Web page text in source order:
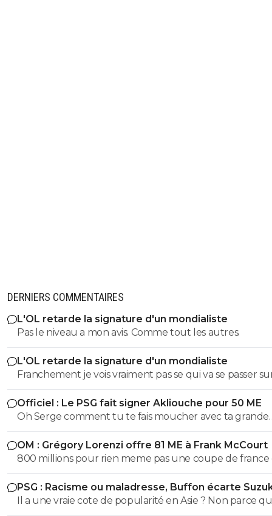
DERNIERS COMMENTAIRES
L'OL retarde la signature d'un mondialiste
Pas le niveau a mon avis. Comme tout les autres.
L'OL retarde la signature d'un mondialiste
Franchement je vois vraiment pas se qui va se passer
suite de notre mercato. Autant je suis totalement
certaines recrues (oui déja), autant faudrait presque
recruter encore sur les memes postes tellement c'est
mauvais. Quelle idée de prendre un nonchalant et un
en total manque de confiance comme Duranville.
Morton sont en PLS, autant j'aimerai tout changer et
une ame dans cette équipe..... Autant on galere pour trouver
des acheteurs pour nos joueurs les plus mauvais (AMN,
Tessman, etc...) On ne fait que prolonger notre fin de saison
Officiel : Le PSG fait signer Akliouche pour 50 ME
Oh Serge comment tu te fais moucher avec ta grande
bouche qui te sert d’anus 😂😂😂
OM : Grégory Lorenzi offre 81 ME à Frank McCourt
800 millions pour rien meme pas une coupe de france
coupe a guignol c3 ....PSG 1 milliard et demi 2 c1 14 titres
2 milliard et demi 1c1 .....
PSG : Racisme ou maladresse, Buffon écarte
Il a une vraie cote de popularité en Asie ? Non parce